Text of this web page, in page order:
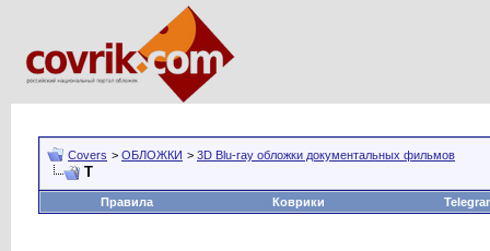
Covers > ОБЛОЖКИ > 3D Blu-ray обложки документальных фильмов
Т
Правила Коврики